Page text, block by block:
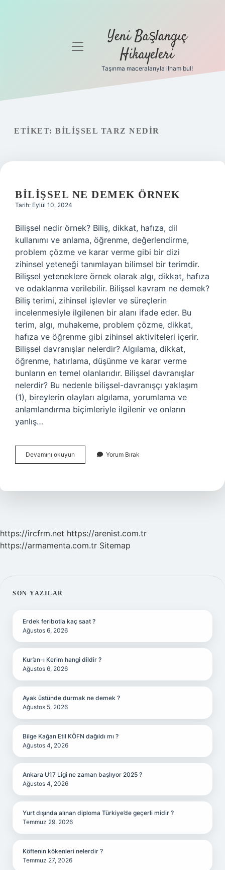
Gizlilik
Yasal Uyarı
Hakkımızda
menüyü
Yeni Başlangıç
Hikayeleri
Taşınma maceralarıyla ilham bul!
ETIKET: BILIŞSEL TARZ NEDIR
BILIŞSEL NE DEMEK ÖRNEK
Tarih: Eylül 10, 2024
Bilişsel nedir örnek? Biliş, dikkat, hafıza, dil
kullanımı ve anlama, öğrenme, değerlendirme,
problem çözme ve karar verme gibi bir dizi
zihinsel yeteneği tanımlayan bilimsel bir terimdir.
Bilişsel yeteneklere örnek olarak algı, dikkat, hafıza
ve odaklanma verilebilir. Bilişsel kavram ne demek?
Biliş terimi, zihinsel işlevler ve süreçlerin
incelenmesiyle ilgilenen bir alanı ifade eder. Bu
terim, algı, muhakeme, problem çözme, dikkat,
hafıza ve öğrenme gibi zihinsel aktiviteleri içerir.
Bilişsel davranışlar nelerdir? Algılama, dikkat,
öğrenme, hatırlama, düşünme ve karar verme
bunların en temel olanlarıdır. Bilişsel davranışlar
nelerdir? Bu nedenle bilişsel-davranışçı yaklaşım
(1), bireylerin olayları algılama, yorumlama ve
anlamlandırma biçimleriyle ilgilenir ve onların
yanlış…
Devamını okuyun
Ne
Yorum Bırak
https://ircfrm.net https://arenist.com.tr
https://armamenta.com.tr Sitemap
SIDEBAR
SON YAZILAR
Erdek feribotla kaç saat ?
Ağustos 6, 2026
Kur’an-ı Kerim hangi dildir ?
Ağustos 6, 2026
Ayak üstünde durmak ne demek ?
Ağustos 5, 2026
Bilge Kağan Etil KÖFN dağıldı mı ?
Ağustos 4, 2026
Ankara U17 Ligi ne zaman başlıyor 2025 ?
Ağustos 4, 2026
Yurt dışında alınan diploma Türkiye’de geçerli midir ?
Temmuz 29, 2026
Köftenin kökenleri nelerdir ?
Temmuz 27, 2026